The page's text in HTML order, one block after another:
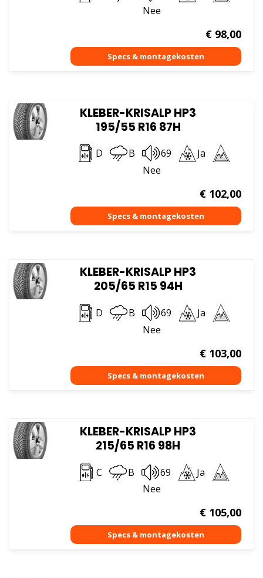
Nee
€98,00
KLEBER-KRISALP HP3
195/55 R16 87H
D B 69
Ja
Nee
€102,00
KLEBER-KRISALP HP3
205/65 R15 94H
D B 69
Ja
Nee
€103,00
KLEBER-KRISALP HP3
215/65 R16 98H
C B 69
Ja
Nee
€105,00